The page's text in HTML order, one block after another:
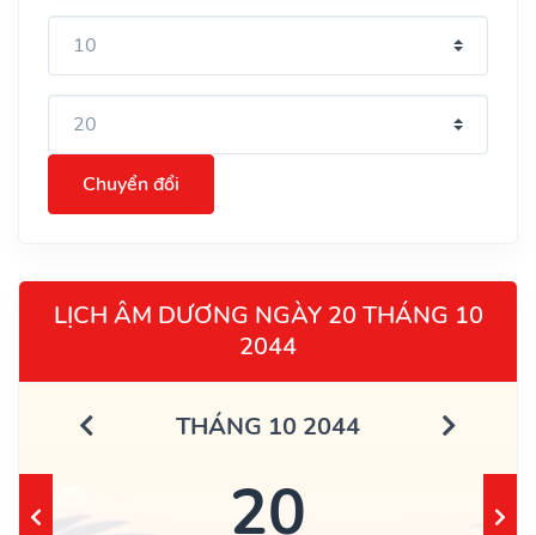
Chuyển đổi
LỊCH ÂM DƯƠNG NGÀY 20 THÁNG 10
2044
THÁNG 10 2044
20